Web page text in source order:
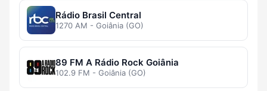
Rádio Brasil Central
1270 AM - Goiânia (GO)
89 FM A Rádio Rock Goiânia
102.9 FM - Goiânia (GO)